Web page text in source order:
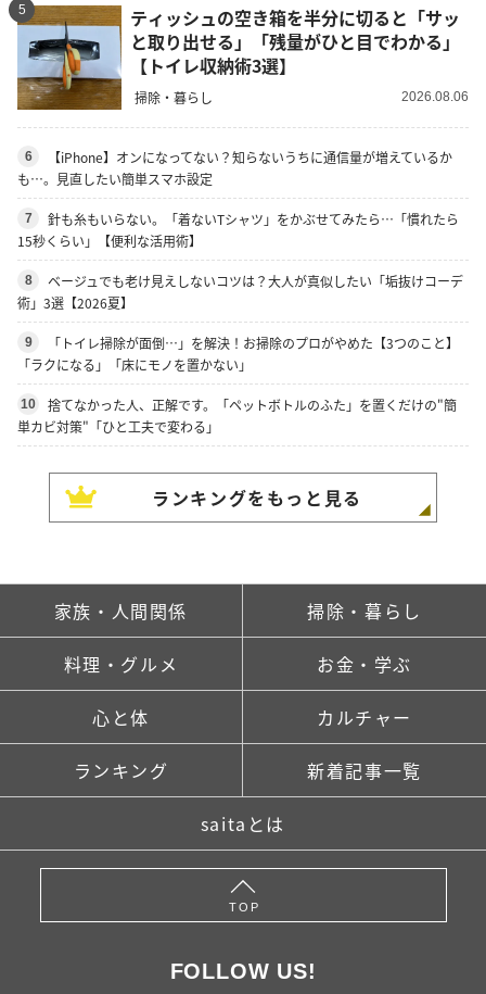
5
ティッシュの空き箱を半分に切ると「サッ
と取り出せる」「残量がひと目でわかる」
【トイレ収納術3選】
掃除・暮らし 2026.08.06
6
【iPhone】オンになってない？知らないうちに通信量が増えているか
も…。見直したい簡単スマホ設定
7
針も糸もいらない。「着ないTシャツ」をかぶせてみたら…「慣れたら
15秒くらい」【便利な活用術】
8
ベージュでも老け見えしないコツは？大人が真似したい「垢抜けコーデ
術」3選【2026夏】
9
「トイレ掃除が面倒…」を解決！お掃除のプロがやめた【3つのこと】
「ラクになる」「床にモノを置かない」
10
捨てなかった人、正解です。「ペットボトルのふた」を置くだけの"簡
単カビ対策"「ひと工夫で変わる」
ランキングをもっと見る
家族・人間関係 掃除・暮らし
料理・グルメ お金・学ぶ
心と体 カルチャー
ランキング 新着記事一覧
saitaとは
TOP
FOLLOW US!